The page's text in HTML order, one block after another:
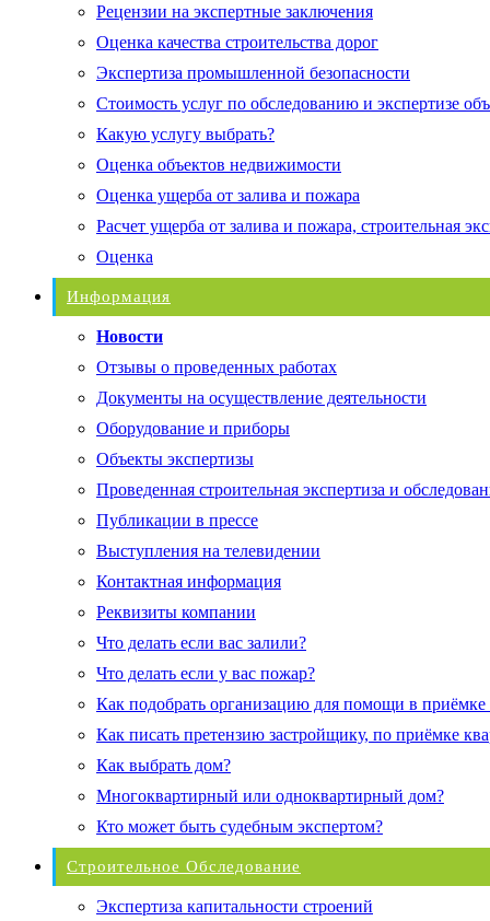
Рецензии на экспертные заключения
Оценка качества строительства дорог
Экспертиза промышленной безопасности
Стоимость услуг по обследованию и экспертизе
Какую услугу выбрать?
Оценка объектов недвижимости
Оценка ущерба от залива и пожара
Расчет ущерба от залива и пожара, строительная
Оценка
Информация
Новости
Отзывы о проведенных работах
Документы на осуществление деятельности
Оборудование и приборы
Объекты экспертизы
Проведенная строительная экспертиза и
Публикации в прессе
Выступления на телевидении
Контактная информация
Реквизиты компании
Что делать если вас залили?
Что делать если у вас пожар?
Как подобрать организацию для помощи в приёмке
Как писать претензию застройщику, по приёмке
Как выбрать дом?
Многоквартирный или одноквартирный дом?
Кто может быть судебным экспертом?
Строительное Обследование
Экспертиза капитальности строений